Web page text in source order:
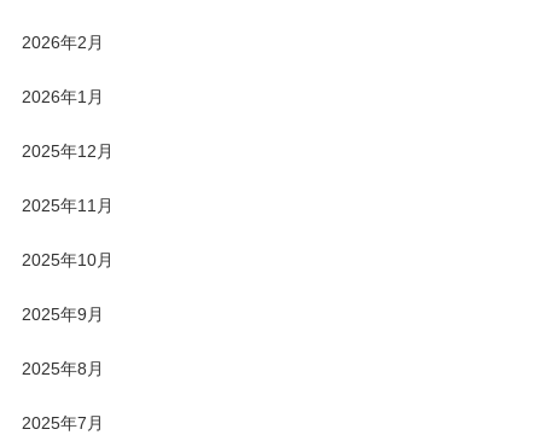
2026年2月
2026年1月
2025年12月
2025年11月
2025年10月
2025年9月
2025年8月
2025年7月